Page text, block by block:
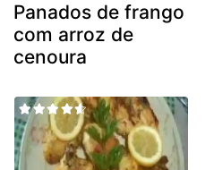
Panados de frango
com arroz de
cenoura